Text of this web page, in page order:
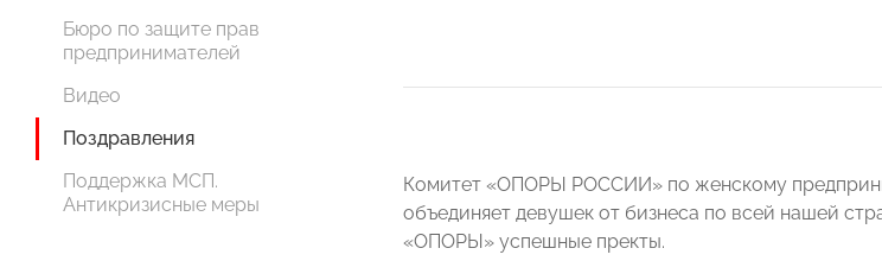
Бюро по защите прав
предпринимателей
Видео
Поздравления
Поддержка МСП.
Антикризисные меры
Комитет «ОПОРЫ РОССИИ» по женскому
объединяет девушек от бизнеса по всей нашей
«ОПОРЫ» успешные пректы.